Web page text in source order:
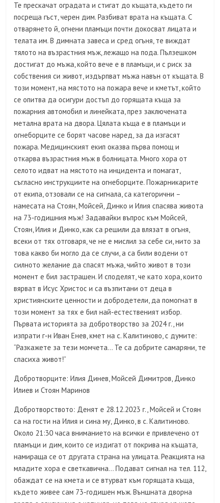
Те прескачат оградата и стигат до къщата, където ги
посреща гъст, черен дим. Разбиват врата на къщата. С
отварянето й, огнени пламъци почти докосват лицата и
телата им. В димната завеса и сред огъня, те виждат
тялото на възрастния мъж, лежащо на пода. Пълзешком
достигат до мъжа, който вече е в пламъци, и с риск за
собствения си живот, издърпват мъжа навън от къщата. В
този момент, на мястото на пожара вече и кметът, който
се опитва да осигури достъп до горящата къща за
пожарния автомобил и линейката, през заключената
метална врата на двора. Цялата къща е в пламъци и
огнеборците се борят часове наред, за да изгасят
пожара. Медицинският екип оказва първа помощ и
откарва възрастния мъж в болницата. Много хора от
селото идват на мястото на инцидента и помагат,
съгласно инструкциите на огнеборците. Пожарникарите
от екипа, отзовали се на сигнала, са категорични –
намесата на Стоян, Мойсей, Динко и Илия спасява живота
на 73-годишния мъж! Задавайки въпрос към Мойсей,
Стоян, Илия и Динко, как са решили да влязат в огъня,
всеки от тях отговаря, че не е мислил за себе си, нито за
това какво би могло да се случи, а са били водени от
силното желание да спасят мъжа, чийто живот в този
момент е бил застрашен. И споделят, че като хора, които
вярват в Исус Христос и са възпитани от деца в
християнските ценности и добродетели, да помогнат в
този момент за тях е бил най-естественият избор.
Първата историята за добротворство за 2024 г., ни
изпрати г-н Иван Енев, кмет на с. Калитиново, с думите:
“Разкажете за тези момчета… Те са добрите самаряни, те
спасиха живот!”
Добротворците: Илия Динев, Мойсей Димитров, Динко
Илиев и Стоян Маринов
Добротворството: Денят е 28.12.2023 г., Мойсей и Стоян
са на гости на Илия и сина му, Динко, в с. Калитиново.
Около 21:30 часа вниманието на всички е привлечено от
пламъци и дим, които се издигат от покрива на къщата,
намираща се от другата страна на улицата. Реакцията на
младите хора е светкавична… Подават сигнал на тел. 112,
обаждат се на кмета и се втурват към горящата къща,
където живее сам 73-годишен мъж. Външната дворна